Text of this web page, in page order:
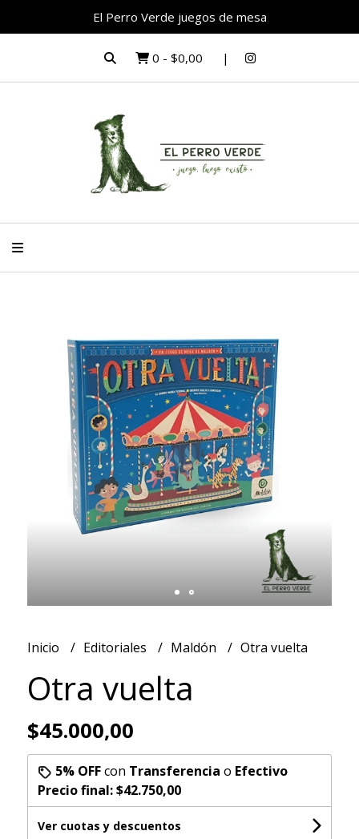
El Perro Verde juegos de mesa
0 - $0,00
Inicio Editoriales Maldón Otra vuelta
Otra vuelta
$45.000,00
5% OFFcon Transferencia o Efectivo
Precio final:$42.750,00
Ver cuotas y descuentos